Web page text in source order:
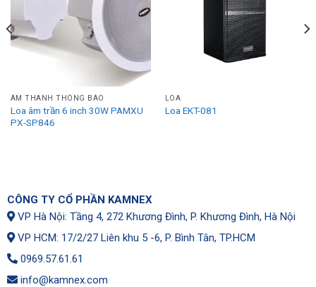
ÂM THANH THÔNG BÁO
Loa âm trần 6 inch 30W PAMXU
PX-SP846
LOA
Loa EKT-081
CÔNG TY CỔ PHẦN KAMNEX
VP Hà Nội: Tầng 4, 272 Khương Đình, P. Khương Đình, Hà Nội
VP HCM: 17/2/27 Liên khu 5 -6, P. Bình Tân, TP.HCM
0969.57.61.61
info@kamnex.com